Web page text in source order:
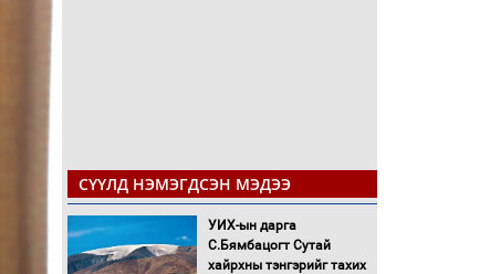
СҮҮЛД НЭМЭГДСЭН МЭДЭЭ
УИХ-ын дарга
С.Бямбацогт Сутай
хайрхны тэнгэрийг тахих